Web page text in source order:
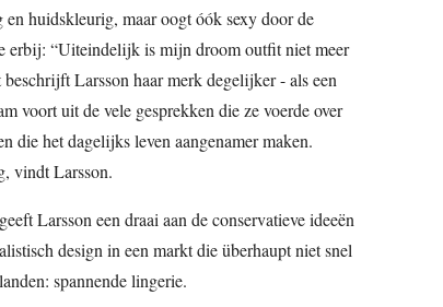
huidskleurig, maar oogt óók sexy door de
erbij: “Uiteindelijk is mijn droom outfit niet meer
Larsson haar merk degelijker - als een
voort uit de vele gesprekken die ze voerde over
die het dagelijks leven aangenamer maken.
vindt Larsson.
Larsson een draai aan de conservatieve ideeën
design in een markt die überhaupt niet snel
spannende lingerie.